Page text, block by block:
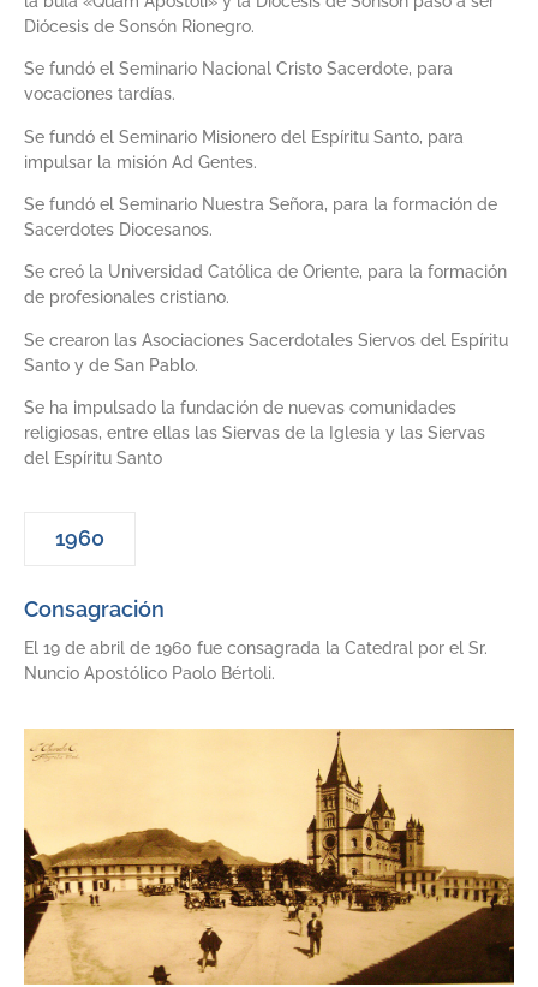
Diócesis de Sonsón Rionegro.
Se fundó el Seminario Nacional Cristo Sacerdote, para
vocaciones tardías.
Se fundó el Seminario Misionero del Espíritu Santo, para
impulsar la misión Ad Gentes.
Se fundó el Seminario Nuestra Señora, para la formación de
Sacerdotes Diocesanos.
Se creó la Universidad Católica de Oriente, para la formación
de profesionales cristiano.
Se crearon las Asociaciones Sacerdotales Siervos del Espíritu
Santo y de San Pablo.
Se ha impulsado la fundación de nuevas comunidades
religiosas, entre ellas las Siervas de la Iglesia y las Siervas
del Espíritu Santo
1960
Consagración
El 19 de abril de 1960 fue consagrada la Catedral por el Sr.
Nuncio Apostólico Paolo Bértoli.